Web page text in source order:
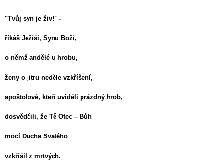
"Tvůj syn je živ!" -
říkáš Ježíši, Synu Boží,
o němž andělé u hrobu,
ženy o jitru neděle vzkříšení,
apoštolové, kteří uviděli prázdný hrob,
dosvědčili, že Tě Otec – Bůh
mocí Ducha Svatého
vzkříšil z mrtvých.